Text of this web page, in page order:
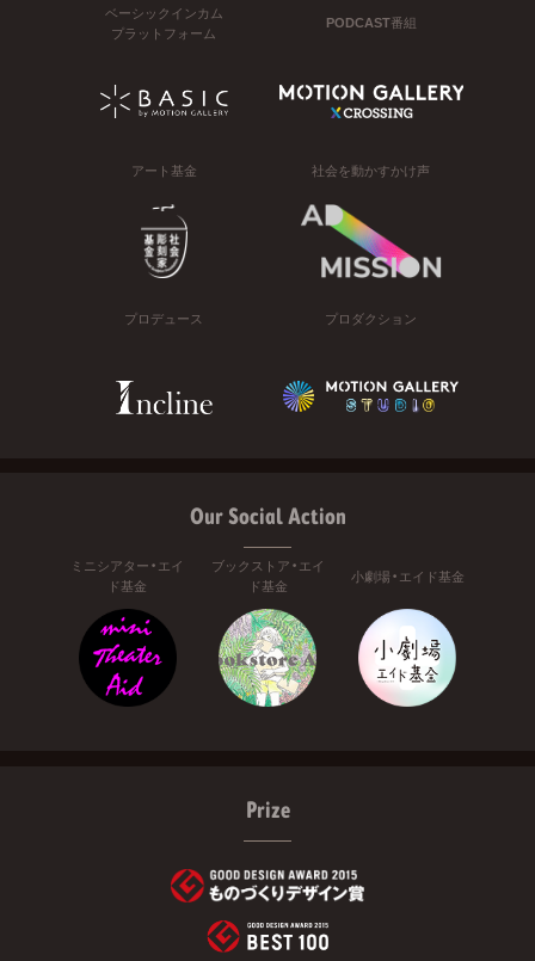
ベーシックインカム
プラットフォーム
PODCAST番組
アート基金 社会を動かすかけ声
プロデュース プロダクション
Our Social Action
ミニシアター・エイ
ド基金
ブックストア・エイ
ド基金
小劇場・エイド基金
Prize